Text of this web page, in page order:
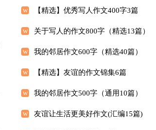
【精选】优秀写人作文400字3篇
关于写人的作文800字（精选13篇）
我的邻居作文600字（精选40篇）
【精选】友谊的作文锦集6篇
我的邻居作文500字（通用10篇）
友谊让生活更美好作文(汇编15篇)